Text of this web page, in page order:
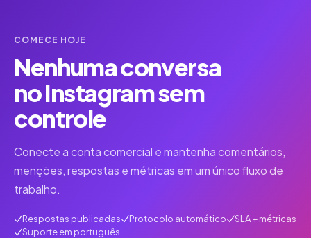
COMECE HOJE
Nenhuma conversa
no Instagram sem
controle
Conecte a conta comercial e mantenha comentários,
menções, respostas e métricas em um único fluxo de
trabalho.
Respostas publicadas Protocolo automático
SLA + métricas
Suporte em português